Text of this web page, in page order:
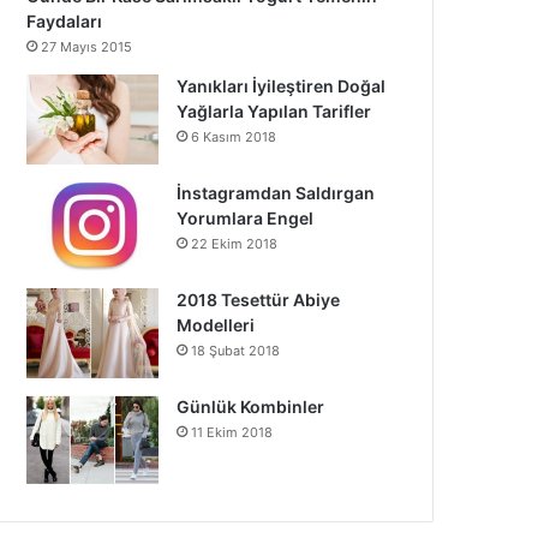
Faydaları
27 Mayıs 2015
Yanıkları İyileştiren Doğal
Yağlarla Yapılan Tarifler
6 Kasım 2018
İnstagramdan Saldırgan
Yorumlara Engel
22 Ekim 2018
2018 Tesettür Abiye
Modelleri
18 Şubat 2018
Günlük Kombinler
11 Ekim 2018